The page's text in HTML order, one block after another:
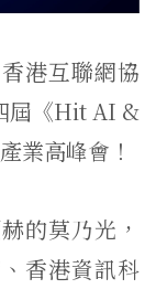
港互聯網協
屆《Hit AI &
業高峰會！
的莫乃光，
香港資訊科